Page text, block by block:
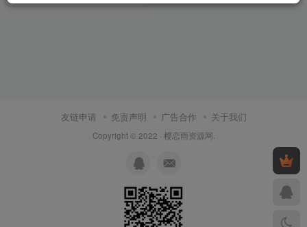
友链申请 免责声明 广告合作 关于我们
Copyright © 2022 · 樱恋雨资源网